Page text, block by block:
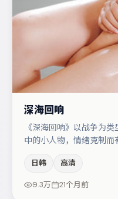
深海回响
《深海回响》以战争为
中的小人物，情绪克制而
奕宏与咏梅的对手戏构
造推动谜题层层揭开。
日韩 高清
9.3万 21个月前